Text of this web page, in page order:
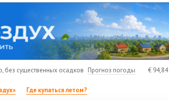
без существенных осадков Прогноз погоды € 94,84
Где купаться летом?